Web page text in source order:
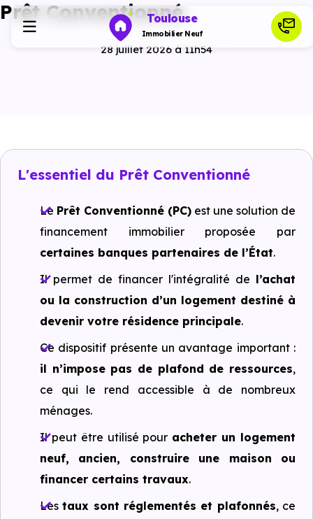
Toulouse
Immobilier Neuf
Investir
Actualités
Ressources
Financer
Prêt Conventionné
28 juillet 2026 à 11h54
L'essentiel du Prêt Conventionné
Le Prêt Conventionné (PC) est une solution de
financement immobilier proposée par
certaines banques partenaires de l’État.
Il permet de financer l'intégralité de l’achat
ou la construction d’un logement destiné à
devenir votre résidence principale.
Ce dispositif présente un avantage important :
il n’impose pas de plafond de ressources,
ce qui le rend accessible à de nombreux
ménages.
Il peut être utilisé pour acheter un logement
neuf, ancien, construire une maison ou
financer certains travaux.
Lestaux sont réglementés et plafonnés, ce